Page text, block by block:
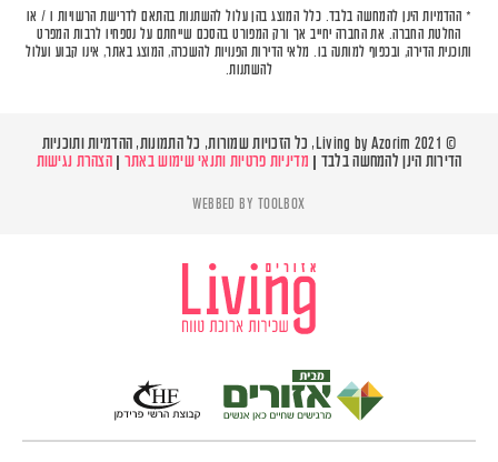
* ההדמיות הינן להמחשה בלבד. כלל המוצג בהן עלול להשתנות בהתאם לדרישת הרשויות ו / או
החלטת החברה. את החברה יחייב אך ורק המפורט בהסכם שייחתם על נספחיו לרבות המפרט
ותוכנית הדירה, ובכפוף למותנה בו. מלאי הדירות הפנויות להשכרה, המוצג באתר, אינו קבוע ועלול
להשתנות.
© Living by Azorim 2021, כל הזכויות שמורות, כל התמונות, ההדמיות ותוכניות
הדירות הינן להמחשה בלבד |
מדיניות פרטיות ותנאי שימוש באתר הצהרת נגישות
WEBBED BY TOOLBOX